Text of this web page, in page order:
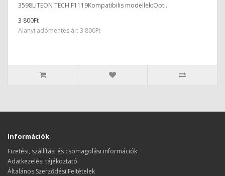
3598LITEON TECH.F1119Kompatibilis modellek:Opti..
3 800Ft
Alanyi adómentes ár: 3 800Ft
Információk
Fizetési, szállítási és csomagolási információk
Adatkezelési tájékoztató
Általános Szerződési Feltételek